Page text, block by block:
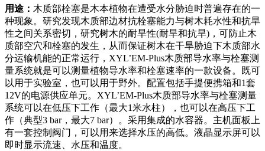
用途： 木质部栓塞是木本植物在遭受水分胁迫时普遍存在的一
种现象。研究发现木质部边材抗栓塞能力与树木耗水性和抗旱
性之间关系密切，研究树木的耐旱性(耐旱和抗旱)，可防止木
质部空穴和栓塞的发生，从而保证树木在干旱胁迫下木质部水
分运输机能的正常运行，XYL’EM-Plus木质部导水率与栓塞测
量系统就是可以测量植物导水率和栓塞速率的一款设备。既可
以用于实验室，也可以用于野外。配置包括手提便携箱和1套
12V的电源供应单元。XYL’EM-Plus木质部导水率与栓塞测量
系统可以在低压下工作（最大1米水柱），也可以在高压下工
作（典型3 bar，最大7 bar）。采用集成的水容器。主机面板上
有一套控制阀门，可以用来选择水压的高低。液晶显示屏可以
即时显示流速、水压和温度。